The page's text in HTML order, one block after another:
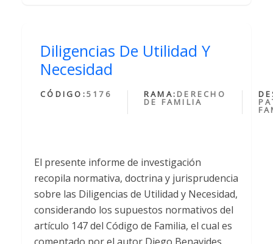
Diligencias De Utilidad Y
Necesidad
CÓDIGO:5176 RAMA: DERECHO
DE FAMILIA
El presente informe de investigación
recopila normativa, doctrina y jurisprudencia
sobre las Diligencias de Utilidad y Necesidad,
considerando los supuestos normativos del
artículo 147 del Código de Familia, el cual es
comentado por el autor Diego Benavides